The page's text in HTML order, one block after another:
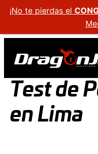
Test de
en Lima
¡No te pierdas el